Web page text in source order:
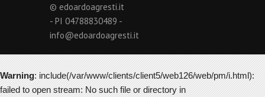
© edoardoagresti.it
- PI 04788830489 -
info@edoardoagresti.it
Warning: include(/var/www/clients/client5/web126/web/pm/i.html):
failed to open stream: No such file or directory in